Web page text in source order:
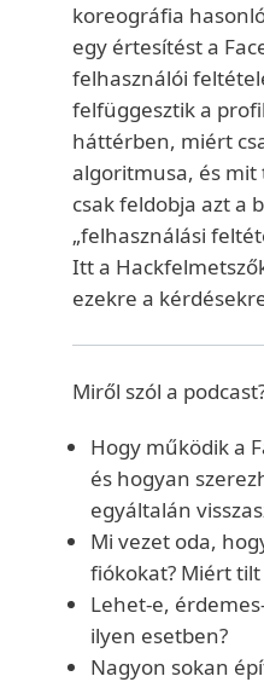
koreográfia
egy értesítést a
felhasználói
felfüggesztik a
háttérben, miért
algoritmusa, és mit
csak feldobja azt a
„felhasználási
Itt a
ezekre a
Miről szól a
Hogy működik a
és hogyan
egyáltalán
Mi vezet oda,
fiókokat? Miért tilt
Lehet-e,
ilyen esetben?
Nagyon sokan